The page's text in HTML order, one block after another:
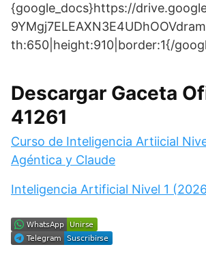
{google_docs}https://
th:650|height:910|border:1{/
Descargar Gaceta
41261
Curso de Inteligencia Artiicial
Agéntica y Claude
Inteligencia Artificial Nivel 1